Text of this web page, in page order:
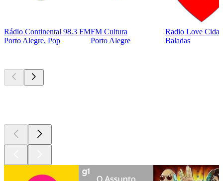
Rádio Continental 98.3 FM
Porto Alegre, Pop
FM Cultura
Porto Alegre
Radio Love
Baladas